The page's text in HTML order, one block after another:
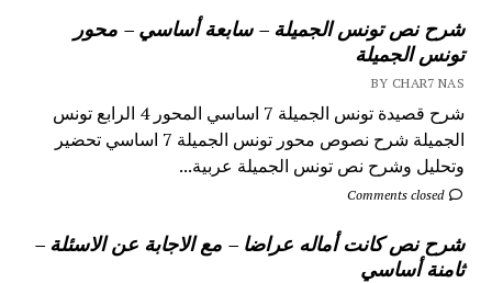
شرح نص تونس الجميلة – سابعة أساسي – محور
تونس الجميلة
BY CHAR7 NAS
شرح قصيدة تونس الجميلة 7 اساسي المحور 4 الرابع تونس
الجميلة شرح نصوص محور تونس الجميلة 7 اساسي تحضير
وتحليل وشرح نص تونس الجميلة عربية...
Comments closed
شرح نص كانت أماله عراضا – مع الاجابة عن الاسئلة –
ثامنة أساسي